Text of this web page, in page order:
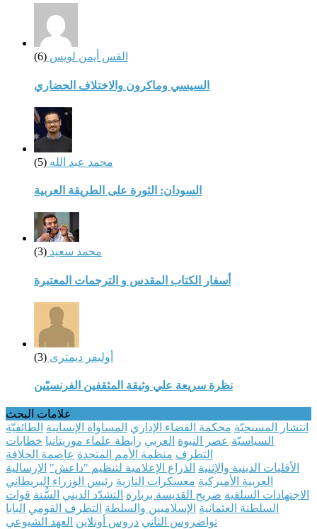
القس أيمن لويس (6)
السيسي وماكرون والاختلاف الحضاري
محمد عبد الله (5)
السودان: الثورة على الطريقة العربية
محمد سعيد (3)
أسفار الكتاب المقدس و الترجمات المعتبرة
أوليفر ديمترى (3)
نظرة سريعة علي وثيقة المثقفين الفرنسيّين
علامات البحث
انتشار المسيحيّة محكمة القضاء الإداري المساواة الإنسانية الطائفيّة
السياسيّة عصر النبوة العربي رابطة علماء موريتانيا خطابات
التطرف منظمة الأمم المتحدة عاصمة الخلافة
الأقليات الدينية والإثنية الذراع الإعلامية لتنظيم "داعش" الإرسالية
العربية الأميركية معسكرات النازية رئيس الوزراء البريطاني
الاجتهادات السلفية ضريح القديسة بربارة التشدّد الديني السُّنة قوات
السلطنة العثمانية الإسلاميين والسلطة التطرف القومي البابا
تواضروس الثاني دروس أونلاين العهد الشيوعي